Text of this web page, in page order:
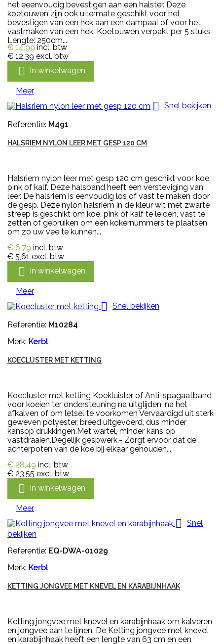
het eeenvoudig bevestigen aan een halster. Deze
koetouwen zijn ook uitermate geschikt voor het
bevestigen van een hek aan een dampaal of voor het
vastmaken van een hek. Koetouwen verpakt per 5 stuks
Lengte: 250cm...
€ 14,99 incl. btw
€ 12,39 excl. btw
 In winkelwagen
Meer
 Snel bekijken
Referentie: M491
HALSRIEM NYLON LEER MET GESP 120 CM
Halsriem nylon leer met gesp 120 cm geschikt voor koe,
pink of kalf. Deze halsband heeft een versteviging van
leer. De halsriem is eenvoudig los of vast te maken door
de gesp. Deze nylon halsriem in de kleur wit met zwarte
streep is geschikt om koe, pink of kalf te leiden, vast te
zetten of gebruiken om een kokernummers te plaatsen
om zo uw vee te kunnen...
€ 6,79 incl. btw
€ 5,61 excl. btw
 In winkelwagen
Meer
 Snel bekijken
Referentie: M10284
Merk: Kerbl
KOECLUSTER MET KETTING
Koecluster met ketting Koekluister of Anti-spagaatband
voor koeien ter ondersteuning na uitglijden, na het
afkalven of om letsel te voorkomen Vervaardigd uit sterk
geweven polyester, breed uitgevoerd, dus minder
kansop drukkingen.Met wartel, minder kans op
vastdraaien.Degelijk gespwerk.- Zorgt ervoor dat de
achterpoten van de koe bij elkaar gehouden...
€ 28,49 incl. btw
€ 23,55 excl. btw
 In winkelwagen
Meer
 Snel
bekijken
Referentie: EQ-DWA-01029
Merk: Kerbl
KETTING JONGVEE MET KNEVEL EN KARABIJNHAAK
Ketting jongvee met knevel en karabijnhaak om kalveren
en jongvee aan te lijnen. De Ketting jongvee met knevel
en karabijnhaak heeft een lengte van 63 cm en een